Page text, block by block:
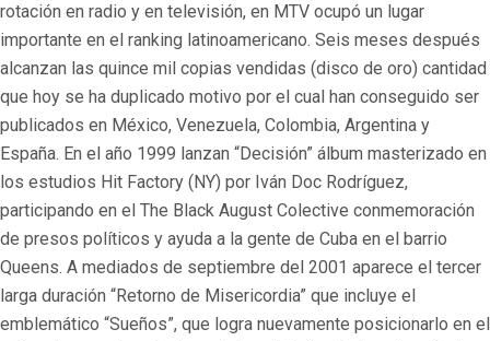
rotación en radio y en televisión, en MTV ocupó un lugar
importante en el ranking latinoamericano. Seis meses después
alcanzan las quince mil copias vendidas (disco de oro) cantidad
que hoy se ha duplicado motivo por el cual han conseguido ser
publicados en México, Venezuela, Colombia, Argentina y
España. En el año 1999 lanzan “Decisión” álbum masterizado en
los estudios Hit Factory (NY) por Iván Doc Rodríguez,
participando en el The Black August Colective conmemoración
de presos políticos y ayuda a la gente de Cuba en el barrio
Queens. A mediados de septiembre del 2001 aparece el tercer
larga duración “Retorno de Misericordia” que incluye el
emblemático “Sueños”, que logra nuevamente posicionarlo en el